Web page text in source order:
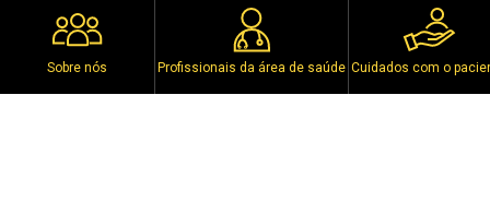
Sobre nós Profissionais da área de saúde Cuidados com o